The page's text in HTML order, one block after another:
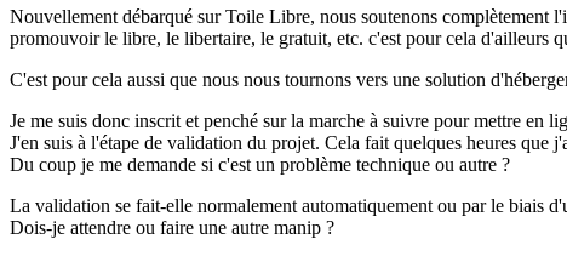
Nouvellement débarqué sur Toile Libre, nous soutenons complètement
promouvoir le libre, le libertaire, le gratuit, etc. c'est pour cela d'ailleurs
C'est pour cela aussi que nous nous tournons vers une solution
Je me suis donc inscrit et penché sur la marche à suivre pour mettre en
J'en suis à l'étape de validation du projet. Cela fait quelques heures
Du coup je me demande si c'est un problème technique ou autre ?
La validation se fait-elle normalement automatiquement ou par le biais
Dois-je attendre ou faire une autre manip ?